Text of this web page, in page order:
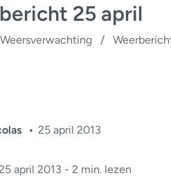
25 april
Weersverwachting /
25 april 2013
april 2013 - 2 min. lezen